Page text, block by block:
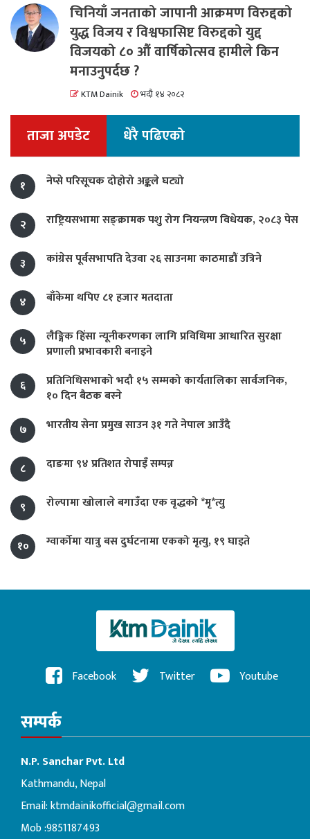
चिनियाँ जनताको जापानी आक्रमण विरुद्दको
युद्ध विजय र विश्वफासिष्ट विरुद्दको युद्द
विजयको ८० औं वार्षिकोत्सव हामीले किन
मनाउनुपर्दछ ?
KTM Dainik भदौ १४ २०८२
ताजा अपडेट धेरै पढिएको
१ नेप्से परिसूचक दोहोरो अङ्कले घट्यो
२ राष्ट्रियसभामा सङ्क्रामक पशु रोग नियन्त्रण विधेयक, २०८३ पेस
३ कांग्रेस पूर्वसभापति देउवा २६ साउनमा काठमाडौं उत्रिने
४ बाँकेमा थपिए ८१ हजार मतदाता
५
लैङ्गिक हिंसा न्यूनीकरणका लागि प्रविधिमा आधारित सुरक्षा
प्रणाली प्रभावकारी बनाइने
६
प्रतिनिधिसभाको भदौ १५ सम्मको कार्यतालिका सार्वजनिक,
१० दिन बैठक बस्ने
७
भारतीय सेना प्रमुख साउन ३१ गते नेपाल आउँदै
८ दाङमा ९४ प्रतिशत रोपाइँ सम्पन्न
९ रोल्पामा खोलाले बगाउँदा एक वृद्धको *मृ*त्यु
१० ग्वार्कोमा यात्रु बस दुर्घटनामा एकको मृत्यु, १९ घाइते
Facebook Twitter Youtube
सम्पर्क
N.P. Sanchar Pvt. Ltd
Kathmandu, Nepal
Email:ktmdainikofficial@gmail.com
Mob :9851187493